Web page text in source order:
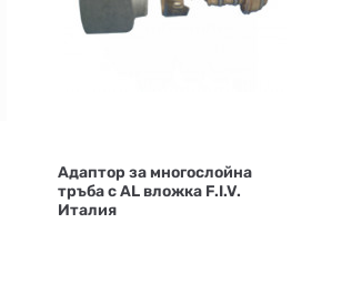
Адаптор за многослойна
тръба с AL вложка F.I.V.
Италия